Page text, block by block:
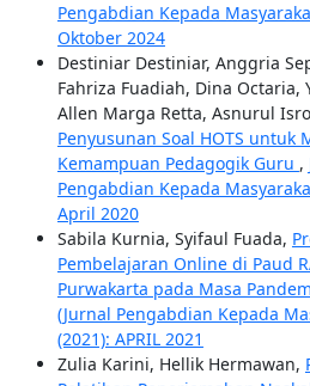
Pengabdian Kepada
Oktober 2024
Destiniar Destiniar, Anggria
Fahriza Fuadiah, Dina Octaria,
Allen Marga Retta, Asnurul
Penyusunan Soal HOTS untuk
Kemampuan Pedagogik Guru ,
Pengabdian Kepada
April 2020
Sabila Kurnia, Syifaul Fuada,
Pembelajaran Online di Paud
Purwakarta pada Masa
(Jurnal Pengabdian Kepada
(2021): APRIL 2021
Zulia Karini, Hellik Hermawan,